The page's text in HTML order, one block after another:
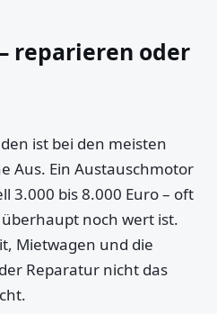
reparieren oder
ist bei den meisten
Aus. Ein Austauschmotor
3.000 bis 8.000 Euro – oft
noch wert ist.
Mietwagen und die
Reparatur nicht das